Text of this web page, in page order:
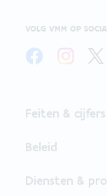
VOLG VMM OP
Feiten & cijfers
Beleid
Diensten &